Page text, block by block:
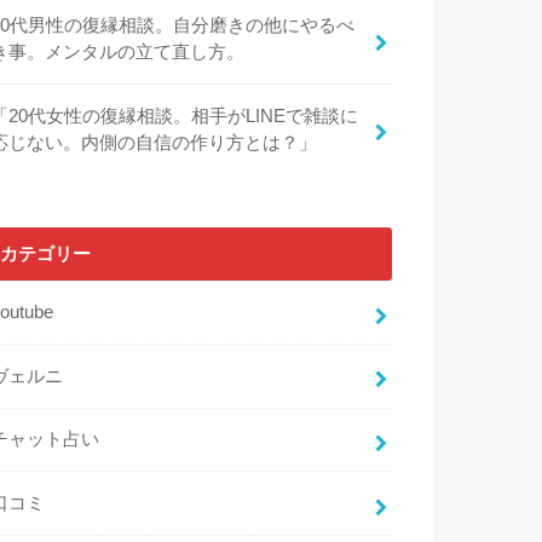
代男性の復縁相談。自分磨きの他にやるべ
事。メンタルの立て直し方。
20代女性の復縁相談。相手がLINEで雑談に
じない。内側の自信の作り方とは？」
カテゴリー
ェルニ
ャット占い
コミ